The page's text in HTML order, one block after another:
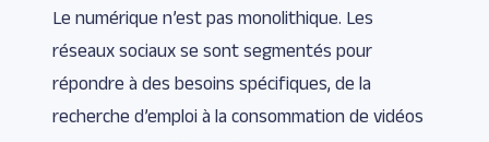
Le numérique n’est pas monolithique. Les
réseaux sociaux se sont segmentés pour
répondre à des besoins spécifiques, de la
recherche d’emploi à la consommation de vidéos